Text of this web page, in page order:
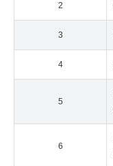
2
3
4
5
6